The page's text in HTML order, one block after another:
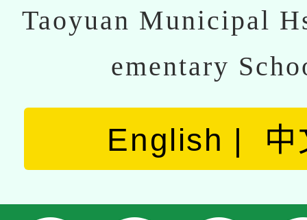
Taoyuan Municipal
ementary
English 中